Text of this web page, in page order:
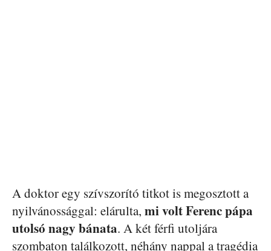
A doktor egy szívszorító titkot is megosztott a
nyilvánossággal: elárulta, mi volt Ferenc pápa
utolsó nagy bánata. A két férfi utoljára
szombaton találkozott, néhány nappal a tragédia